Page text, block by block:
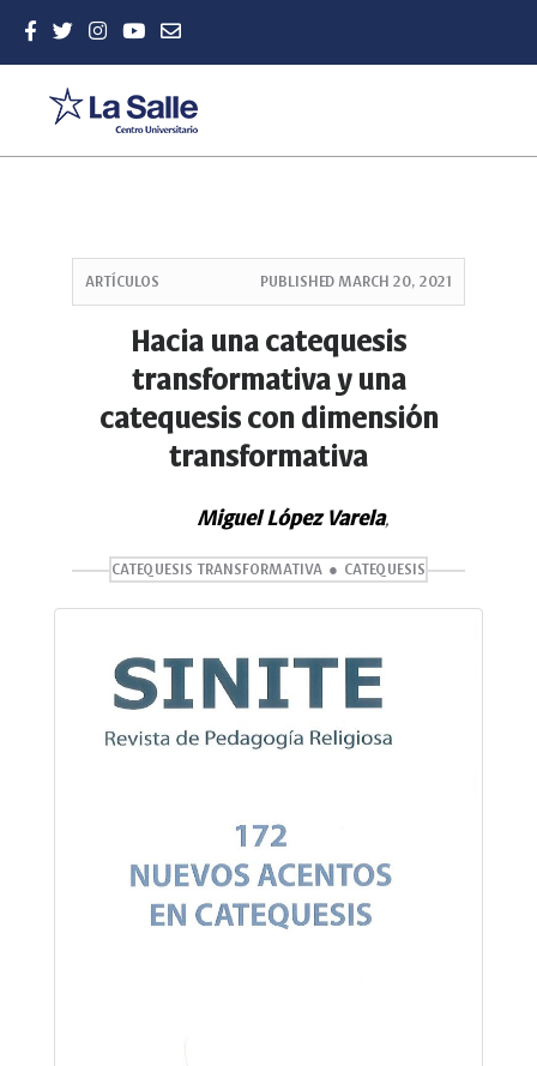
ARTÍCULOS PUBLISHED MARCH 20, 2021
Hacia una catequesis
transformativa y una
catequesis con dimensión
transformativa
Miguel López Varela,
CATEQUESIS TRANSFORMATIVA CATEQUESIS